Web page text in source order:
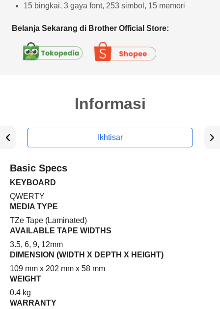
15 bingkai, 3 gaya font, 253 simbol, 15 memori
Belanja Sekarang di Brother Official Store:
Informasi
Ikhtisar
Basic Specs
KEYBOARD
QWERTY
MEDIA TYPE
TZe Tape (Laminated)
AVAILABLE TAPE WIDTHS
3.5, 6, 9, 12mm
DIMENSION (WIDTH X DEPTH X HEIGHT)
109 mm x 202 mm x 58 mm
WEIGHT
0.4 kg
WARRANTY